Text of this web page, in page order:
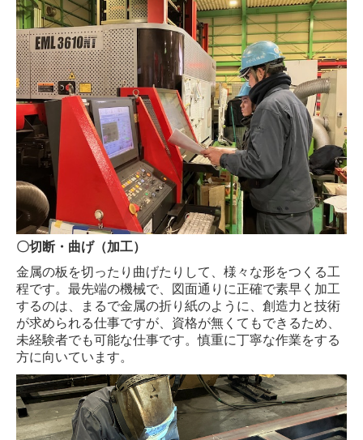
〇切断・曲げ（加工）
金属の板を切ったり曲げたりして、様々な形をつくる工
程です。最先端の機械で、図面通りに正確で素早く加工
するのは、まるで金属の折り紙のように、創造力と技術
が求められる仕事ですが、資格が無くてもできるため、
未経験者でも可能な仕事です。慎重に丁寧な作業をする
方に向いています。